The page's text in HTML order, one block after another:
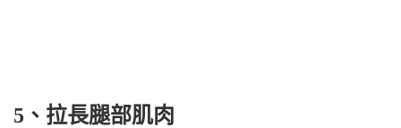
5、拉長腿部肌肉